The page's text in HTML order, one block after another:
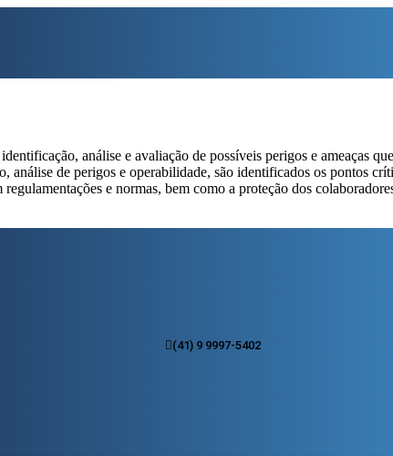
análise e avaliação de possíveis perigos e ameaças
análise de perigos e operabilidade, são identificados os pontos
e normas, bem como a proteção dos
(41) 9 9997-5402